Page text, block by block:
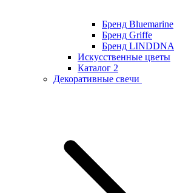
Бренд Bluemarine
Бренд Griffe
Бренд LINDDNA
Искусственные цветы
Каталог 2
Декоративные свечи